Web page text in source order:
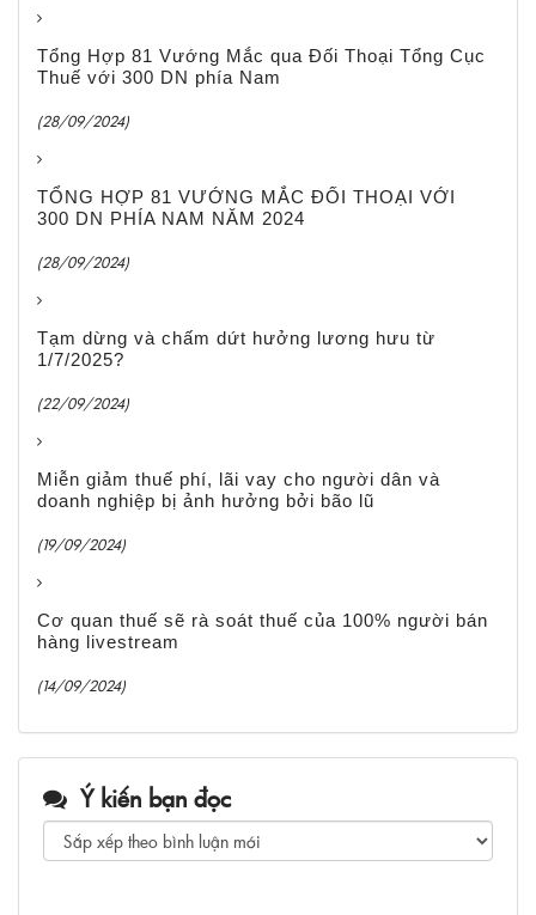
Tổng Hợp 81 Vướng Mắc qua Đối Thoại Tổng Cục
Thuế với 300 DN phía Nam
(28/09/2024)
TỔNG HỢP 81 VƯỚNG MẮC ĐỐI THOẠI VỚI
300 DN PHÍA NAM NĂM 2024
(28/09/2024)
Tạm dừng và chấm dứt hưởng lương hưu từ
1/7/2025?
(22/09/2024)
Miễn giảm thuế phí, lãi vay cho người dân và
doanh nghiệp bị ảnh hưởng bởi bão lũ
(19/09/2024)
Cơ quan thuế sẽ rà soát thuế của 100% người bán
hàng livestream
(14/09/2024)
Ý kiến bạn đọc